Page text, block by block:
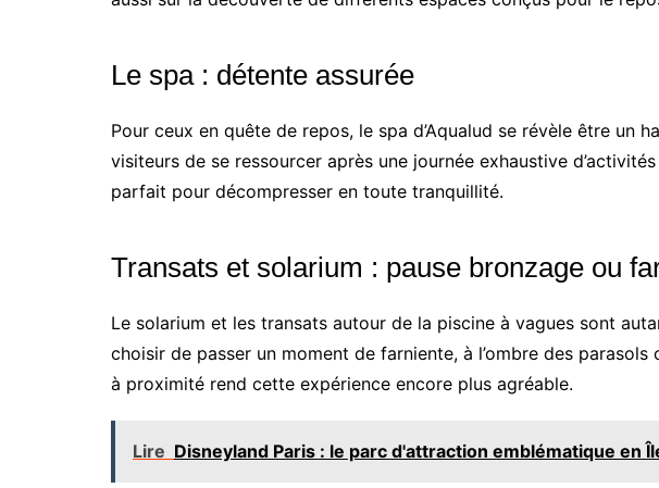
Le spa : détente assurée
Pour ceux en quête de repos, le spa d’Aqualud se révèle être
visiteurs de se ressourcer après une journée exhaustive
parfait pour décompresser en toute tranquillité.
Transats et solarium : pause bronzage ou
Le solarium et les transats autour de la piscine à vagues sont
choisir de passer un moment de farniente, à l’ombre des
à proximité rend cette expérience encore plus agréable.
Lire Disneyland Paris : le parc d'attraction emblématique en